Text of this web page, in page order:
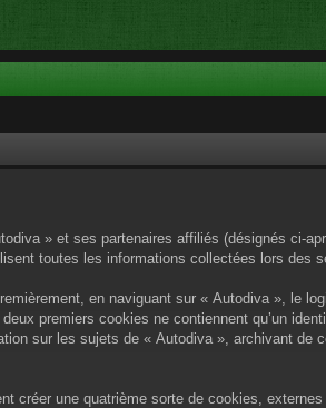
» et ses partenaires affiliés (désignés ci-
toutes les informations collectées lors des
en naviguant sur « Autodiva », le
premiers cookies ne contiennent qu’un
sur les sujets de « Autodiva », archivant
créer une quatrième sorte de cookies,